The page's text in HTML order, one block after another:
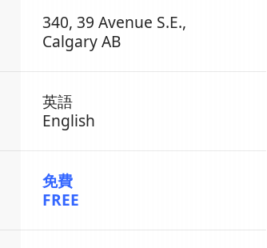
340, 39 Avenue S.E.,
Calgary AB
英語
English
免費
FREE